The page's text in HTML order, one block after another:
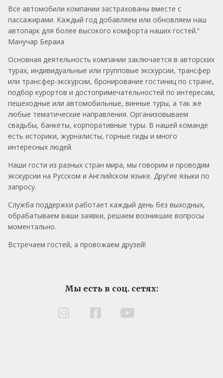
Все автомобили компании застрахованы вместе с
пассажирами. Каждый год добавляем или обновляем наш
автопарк для более высокого комфорта наших гостей.”
Манучар Бераиа
Основная деятельность компании заключается в авторских
турах, индивидуальные или групповые экскурсии, трансфер
или трансфер-экскурсии, бронирование гостиниц по стране,
подбор курортов и достопримечательностей по интересам,
пешеходные или автомобильные, винные туры, а так же
любые тематические направления. Организовываем
свадьбы, банкеты, корпоративные туры. В нашей команде
есть историки, журналисты, горные гиды и много
интересных людей.
Наши гости из разных стран мира, мы говорим и проводим
экскурсии на Русском и Английском языке. Другие языки по
запросу.
Служба поддержки работает каждый день без выходных,
обрабатываем ваши заявки, решаем возникшие вопросы
моментально.
Встречаем гостей, а провожаем друзей!
Мы есть в соц. сетях: